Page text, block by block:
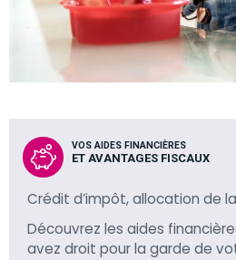
VOS AIDES FINANCIÈRES
ET AVANTAGES FISCAUX
Crédit d’impôt, allocation de la
Découvrez les aides
avez droit pour la garde de